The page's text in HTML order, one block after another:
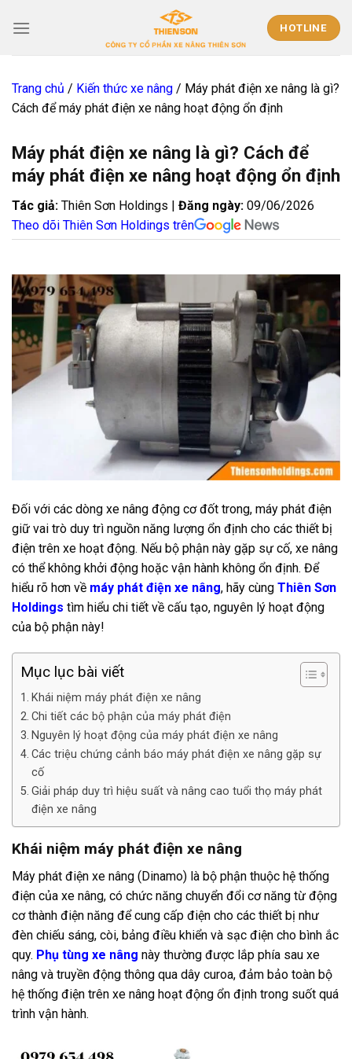
HOTLINE
Trang chủ / Kiến thức xe nâng / Máy phát điện xe nâng là gì?
Cách để máy phát điện xe nâng hoạt động ổn định
Máy phát điện xe nâng là gì? Cách để
máy phát điện xe nâng hoạt động ổn định
Tác giả: Thiên Sơn Holdings | Đăng ngày: 09/06/2026
Theo dõi Thiên Sơn Holdings trên
Đối với các dòng xe nâng động cơ đốt trong, máy phát điện
giữ vai trò duy trì nguồn năng lượng ổn định cho các thiết bị
điện trên xe hoạt động. Nếu bộ phận này gặp sự cố, xe nâng
có thể không khởi động hoặc vận hành không ổn định. Để
hiểu rõ hơn về máy phát điện xe nâng, hãy cùng Thiên Sơn
Holdings tìm hiểu chi tiết về cấu tạo, nguyên lý hoạt động
của bộ phận này!
Mục lục bài viết
Khái niệm máy phát điện xe nâng
Chi tiết các bộ phận của máy phát điện
Nguyên lý hoạt động của máy phát điện xe nâng
Các triệu chứng cảnh báo máy phát điện xe nâng gặp sự
cố
Giải pháp duy trì hiệu suất và nâng cao tuổi thọ máy phát
điện xe nâng
Khái niệm máy phát điện xe nâng
Máy phát điện xe nâng (Dinamo) là bộ phận thuộc hệ thống
điện của xe nâng, có chức năng chuyển đổi cơ năng từ động
cơ thành điện năng để cung cấp điện cho các thiết bị như
đèn chiếu sáng, còi, bảng điều khiển và sạc điện cho bình ắc
quy. Phụ tùng xe nâng này thường được lắp phía sau xe
nâng và truyền động thông qua dây curoa, đảm bảo toàn bộ
hệ thống điện trên xe nâng hoạt động ổn định trong suốt quá
trình vận hành.